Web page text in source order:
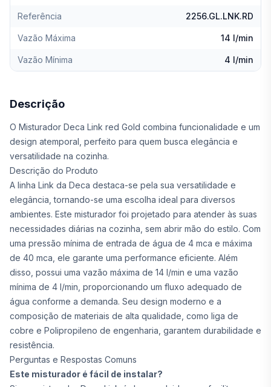
Referência 2256.GL.LNK.RD
Vazão Máxima 14 l/min
Vazão Mínima 4 l/min
Descrição
O Misturador Deca Link red Gold combina funcionalidade e um
design atemporal, perfeito para quem busca elegância e
versatilidade na cozinha.
Descrição do Produto
A linha Link da Deca destaca-se pela sua versatilidade e
elegância, tornando-se uma escolha ideal para diversos
ambientes. Este misturador foi projetado para atender às suas
necessidades diárias na cozinha, sem abrir mão do estilo. Com
uma pressão mínima de entrada de água de 4 mca e máxima
de 40 mca, ele garante uma performance eficiente. Além
disso, possui uma vazão máxima de 14 l/min e uma vazão
mínima de 4 l/min, proporcionando um fluxo adequado de
água conforme a demanda. Seu design moderno e a
composição de materiais de alta qualidade, como liga de
cobre e Polipropileno de engenharia, garantem durabilidade e
resistência.
Perguntas e Respostas Comuns
Este misturador é fácil de instalar?